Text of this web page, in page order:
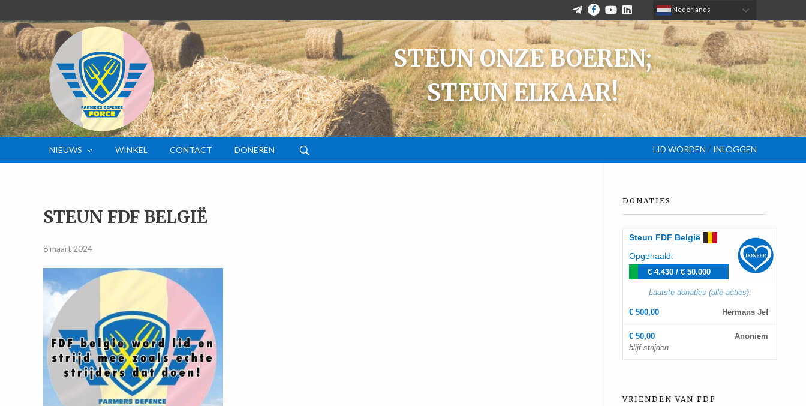
TELEGRAM
FACEBOOK
YOUTUBELINKEDIN Nederlands
STEUN ONZE BOEREN;
STEUN ELKAAR!
NIEUWS WINKEL CONTACT DONEREN LID WORDEN / INLOGGEN
STEUN FDF BELGIË
8 maart 2024
DONATIES
Steun FDF België
Opgehaald:
€ 4.430/ € 50.000
Laatste donaties (alle acties):
Hermans Jef
€ 500,00
Anoniem
€ 50,00
blijf strijden
VRIENDEN VAN FDF